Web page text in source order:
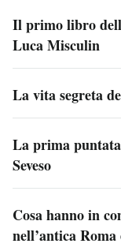
Il primo libro
Luca Misculin
La vita segreta
La prima
Seveso
Cosa hanno in
nell’antica